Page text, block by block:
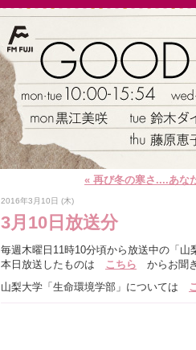
« 再び冬の寒さ....あな
2016年3月10日 (木)
3月10日放送分
毎週木曜日11時10分頃から放送中の「
本日放送したものは こちら からお聞
山梨大学「生命環境学部」については